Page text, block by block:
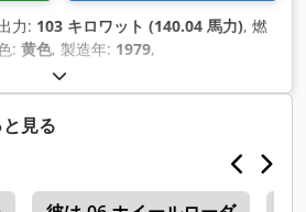
力: 103 キロワット (140.04 馬力), 燃
: 黄色, 製造年: 1979,
見る